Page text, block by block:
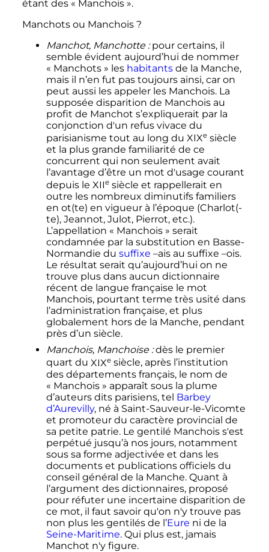
étant des « Manchois ».
Manchots ou Manchois ?
Manchot, Manchotte :pour certains, il
semble évident aujourd’hui de nommer
« Manchots » les habitantsde la Manche,
mais il n’en fut pas toujours ainsi, car on
peut aussi les appeler les Manchois. La
supposée disparition de Manchois au
profit de Manchot s’expliquerait par la
conjonction d'un refus vivace du
parisianisme tout au long du XIXe siècle
et la plus grande familiarité de ce
concurrent qui non seulement avait
l’avantage d’être un mot d'usage courant
depuis le XIIe siècle et rappellerait en
outre les nombreux diminutifs familiers
en ot(te) en vigueur à l’époque (Charlot(-
te), Jeannot, Julot, Pierrot, etc.).
L’appellation « Manchois » serait
condamnée par la substitution en Basse-
Normandie du suffixe –ais au suffixe –ois.
Le résultat serait qu’aujourd’hui on ne
trouve plus dans aucun dictionnaire
récent de langue française le mot
Manchois, pourtant terme très usité dans
l’administration française, et plus
globalement hors de la Manche, pendant
près d’un siècle.
Manchois, Manchoise :dès le premier
quart du XIXe siècle, après l’institution
des départements français, le nom de
« Manchois » apparaît sous la plume
d’auteurs dits parisiens, tel Barbey
d’Aurevilly, né à Saint-Sauveur-le-Vicomte
et promoteur du caractère provincial de
sa petite patrie. Le gentilé Manchois s'est
perpétué jusqu’à nos jours, notamment
sous sa forme adjectivée et dans les
documents et publications officiels du
conseil général de la Manche. Quant à
l’argument des dictionnaires, proposé
pour réfuter une incertaine disparition de
ce mot, il faut savoir qu'on n'y trouve pas
non plus les gentilés de l’Eure ni de la
Seine-Maritime. Qui plus est, jamais
Manchot n'y figure.